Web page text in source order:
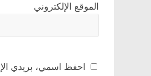
الموقع الإلكتروني
احفظ اسمي، بريدي